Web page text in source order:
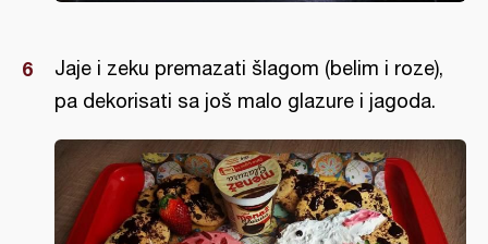
Jaje i zeku premazati šlagom (belim i roze),
pa dekorisati sa još malo glazure i jagoda.